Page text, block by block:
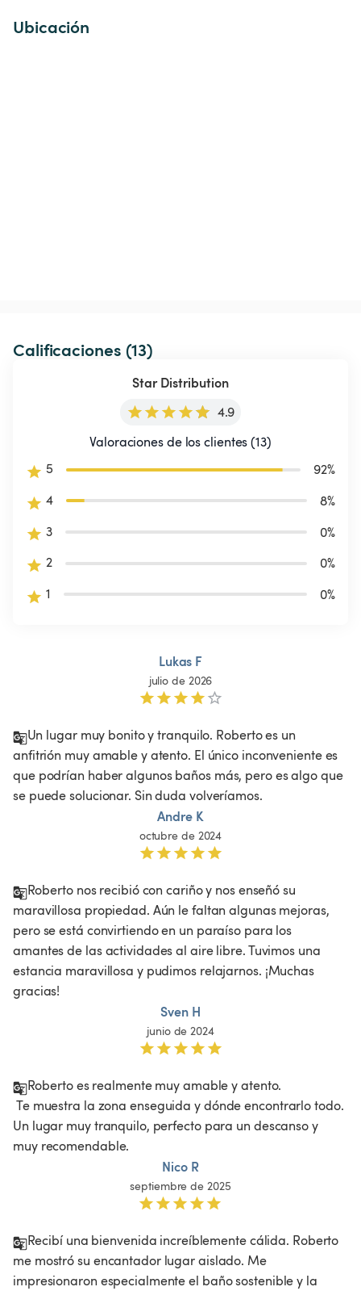
Ubicación
Calificaciones (13)
Star Distribution
4.9
Valoraciones de los clientes (13)
5
92%
4
8%
3
0%
2
0%
1
0%
Lukas F
julio de 2026
Un lugar muy bonito y tranquilo. Roberto es un
anfitrión muy amable y atento. El único inconveniente es
que podrían haber algunos baños más, pero es algo que
se puede solucionar. Sin duda volveríamos.
Andre K
octubre de 2024
Roberto nos recibió con cariño y nos enseñó su
maravillosa propiedad. Aún le faltan algunas mejoras,
pero se está convirtiendo en un paraíso para los
amantes de las actividades al aire libre. Tuvimos una
estancia maravillosa y pudimos relajarnos. ¡Muchas
gracias!
Sven H
junio de 2024
Roberto es realmente muy amable y atento.
Un lugar muy tranquilo, perfecto para un descanso y
muy recomendable.
Nico R
septiembre de 2025
Recibí una bienvenida increíblemente cálida. Roberto
me mostró su encantador lugar aislado. Me
impresionaron especialmente el baño sostenible y la